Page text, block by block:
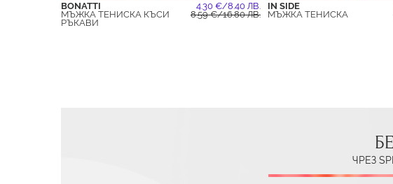
BONATTI
4.30 €/8.40 ЛВ.
МЪЖКА ТЕНИСКА КЪСИ
РЪКАВИ
8.59 €/16.80 ЛВ.
IN SIDE
МЪЖКА ТЕНИСКА
ЧРЕЗ